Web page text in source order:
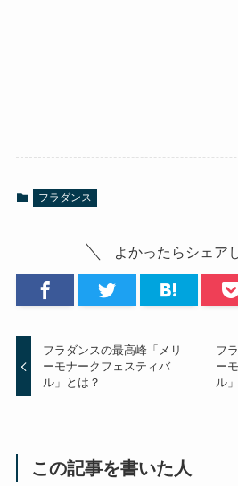
フラダンス
よかったらシェア
フラダンスの最高峰「メリ
ーモナークフェスティバ
ル」とは？
フ
ー
ル
この記事を書いた人